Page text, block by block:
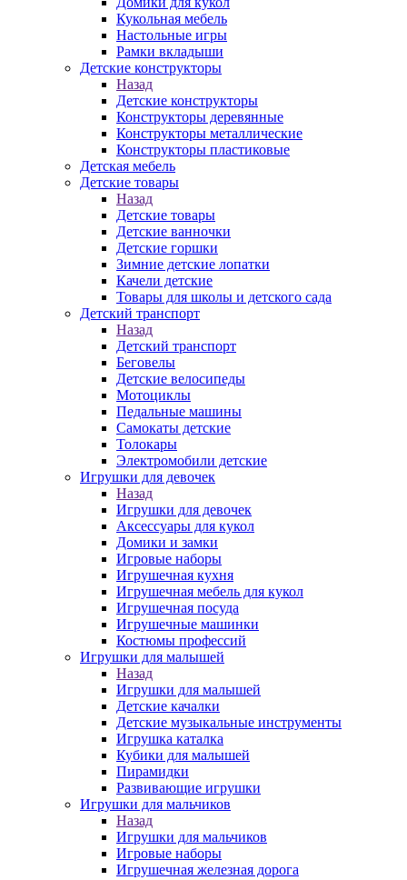
Кукольная мебель
Настольные игры
Рамки вкладыши
Детские конструкторы
Назад
Детские конструкторы
Конструкторы деревянные
Конструкторы металлические
Конструкторы пластиковые
Детская мебель
Детские товары
Назад
Детские товары
Детские ванночки
Детские горшки
Зимние детские лопатки
Качели детские
Товары для школы и детского сада
Детский транспорт
Назад
Детский транспорт
Беговелы
Детские велосипеды
Мотоциклы
Педальные машины
Самокаты детские
Толокары
Электромобили детские
Игрушки для девочек
Назад
Игрушки для девочек
Аксессуары для кукол
Домики и замки
Игровые наборы
Игрушечная кухня
Игрушечная мебель для кукол
Игрушечная посуда
Игрушечные машинки
Костюмы профессий
Игрушки для малышей
Назад
Игрушки для малышей
Детские качалки
Детские музыкальные инструменты
Игрушка каталка
Кубики для малышей
Пирамидки
Развивающие игрушки
Игрушки для мальчиков
Назад
Игрушки для мальчиков
Игровые наборы
Игрушечная железная дорога